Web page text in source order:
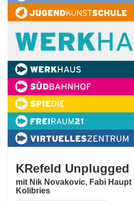
KRefeld Unplugged
mit Nik Novakovic, Fabi
Kolibries